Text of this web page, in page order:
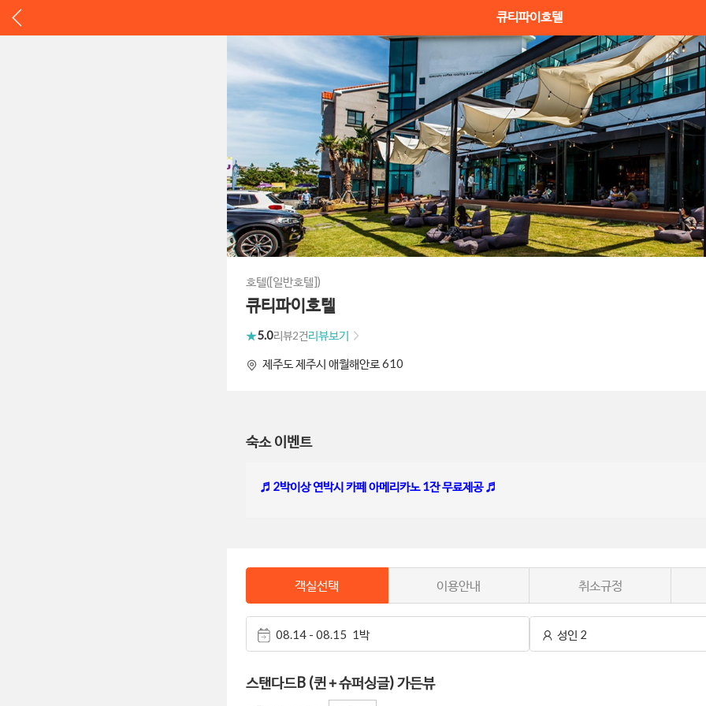
큐티파이호텔
호텔([일반호텔])
큐티파이호텔
5.0리뷰2건리뷰보기
제주도 제주시 애월해안로 610
숙소 이벤트
♬ 2박이상 연박시 카페 아메리카노 1잔 무료제공 ♬
객실선택 이용안내 취소규정
08.14 - 08.15 1박 성인 2
스탠다드B (퀸＋슈퍼싱글) 가든뷰